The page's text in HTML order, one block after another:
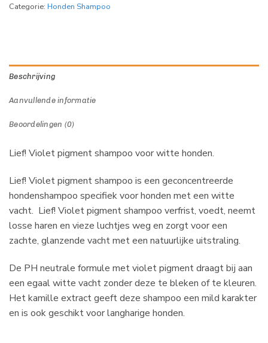
Categorie: Honden Shampoo
Beschrijving
Aanvullende informatie
Beoordelingen (0)
Lief! Violet pigment shampoo voor witte honden.
Lief! Violet pigment shampoo is een geconcentreerde
hondenshampoo specifiek voor honden met een witte
vacht. Lief! Violet pigment shampoo verfrist, voedt, neemt
losse haren en vieze luchtjes weg en zorgt voor een
zachte, glanzende vacht met een natuurlijke uitstraling.
De PH neutrale formule met violet pigment draagt bij aan
een egaal witte vacht zonder deze te bleken of te kleuren.
Het kamille extract geeft deze shampoo een mild karakter
en is ook geschikt voor langharige honden.